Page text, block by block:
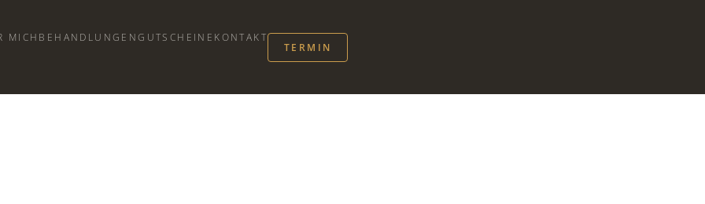
MICH BEHANDLUNGENGUTSCHEINE KONTAKT
TERMIN